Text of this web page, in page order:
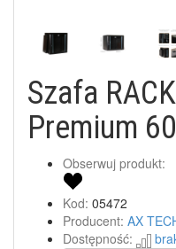
Szafa
Premium
Obserwuj produkt:
Kod: 05472
Producent: AX
Dostępność: